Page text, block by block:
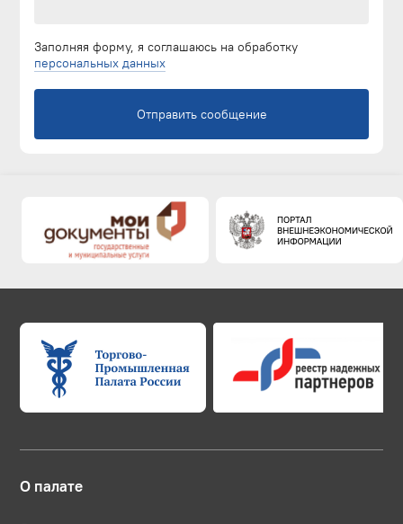
Заполняя форму, я соглашаюсь на обработку
персональных данных
О палате